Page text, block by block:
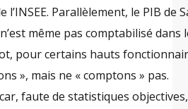
l’INSEE. Parallèlement, le PIB de
même pas comptabilisé dans
pour certains hauts
», mais ne « comptons » pas.
faute de statistiques objectives,